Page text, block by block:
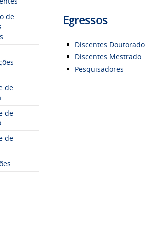
de
-
de
de
de
Egressos
Discentes Doutorado
Discentes Mestrado
Pesquisadores